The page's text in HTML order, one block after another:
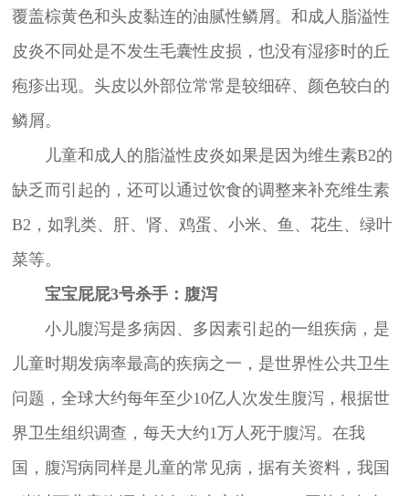
覆盖棕黄色和头皮黏连的油腻性鳞屑。和成人脂溢性
皮炎不同处是不发生毛囊性皮损，也没有湿疹时的丘
疱疹出现。头皮以外部位常常是较细碎、颜色较白的
鳞屑。
儿童和成人的脂溢性皮炎如果是因为维生素B2的
缺乏而引起的，还可以通过饮食的调整来补充维生素
B2，如乳类、肝、肾、鸡蛋、小米、鱼、花生、绿叶
菜等。
宝宝屁屁3号杀手：腹泻
小儿腹泻是多病因、多因素引起的一组疾病，是
儿童时期发病率最高的疾病之一，是世界性公共卫生
问题，全球大约每年至少10亿人次发生腹泻，根据世
界卫生组织调查，每天大约1万人死于腹泻。在我
国，腹泻病同样是儿童的常见病，据有关资料，我国